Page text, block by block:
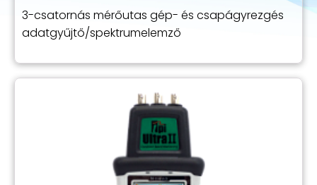
3-csatornás mérőutas gép- és csapágyrezgés
adatgyűjtő/spektrumelemző